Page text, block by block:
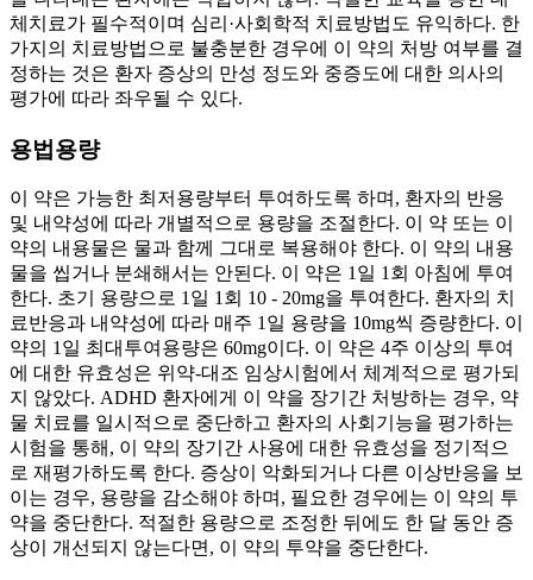
체치료가 필수적이며 심리·사회학적 치료방법도 유익하다. 한
가지의 치료방법으로 불충분한 경우에 이 약의 처방 여부를 결
정하는 것은 환자 증상의 만성 정도와 중증도에 대한 의사의
평가에 따라 좌우될 수 있다.
용법용량
이 약은 가능한 최저용량부터 투여하도록 하며, 환자의 반응
및 내약성에 따라 개별적으로 용량을 조절한다. 이 약 또는 이
약의 내용물은 물과 함께 그대로 복용해야 한다. 이 약의 내용
물을 씹거나 분쇄해서는 안된다. 이 약은 1일 1회 아침에 투여
한다. 초기 용량으로 1일 1회 10 - 20mg을 투여한다. 환자의 치
료반응과 내약성에 따라 매주 1일 용량을 10mg씩 증량한다. 이
약의 1일 최대투여용량은 60mg이다. 이 약은 4주 이상의 투여
에 대한 유효성은 위약-대조 임상시험에서 체계적으로 평가되
지 않았다. ADHD 환자에게 이 약을 장기간 처방하는 경우, 약
물 치료를 일시적으로 중단하고 환자의 사회기능을 평가하는
시험을 통해, 이 약의 장기간 사용에 대한 유효성을 정기적으
로 재평가하도록 한다. 증상이 악화되거나 다른 이상반응을 보
이는 경우, 용량을 감소해야 하며, 필요한 경우에는 이 약의 투
약을 중단한다. 적절한 용량으로 조정한 뒤에도 한 달 동안 증
상이 개선되지 않는다면, 이 약의 투약을 중단한다.